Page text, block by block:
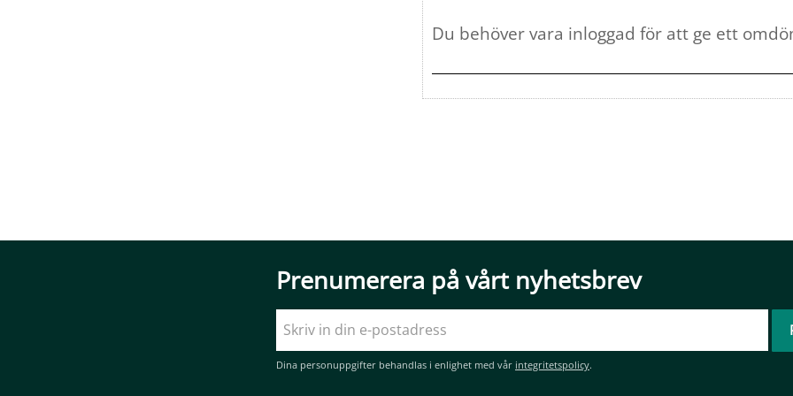
Prenumerera på vårt nyhetsbrev
Dina personuppgifter behandlas i enlighet med vår integritetspolicy.